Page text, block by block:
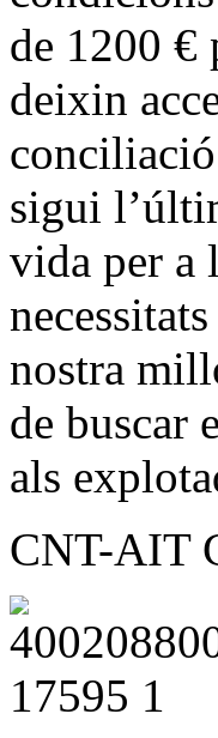
de 1200 €
deixin
sigui
vida per a
nostra
de buscar
als
CNT-AIT